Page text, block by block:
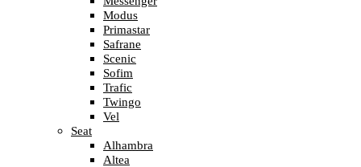
Modus
Primastar
Safrane
Scenic
Sofim
Trafic
Twingo
Vel
Seat
Alhambra
Altea